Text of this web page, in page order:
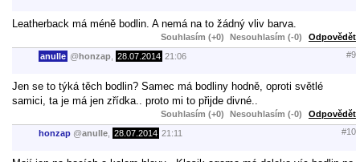
Leatherback má méně bodlin. A nemá na to žádný vliv barva.
Souhlasím (+0) Nesouhlasím (-0) Odpovědět
anulle @ honzap 28.07.2014 21:06 #9
Jen se to týká těch bodlin? Samec má bodliny hodně, oproti světlé
samici, ta je má jen zřídka.. proto mi to přijde divné..
Souhlasím (+0) Nesouhlasím (-0) Odpovědět
honzap @anulle 28.07.2014 21:11 #10